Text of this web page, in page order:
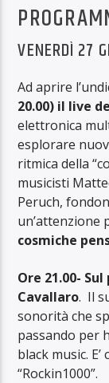
VENERDÌ 27
Ad aprire
20.00) il live
elettronica
esplorare
ritmica della
musicisti
Peruch,
un’attenzione
cosmiche
Ore 21.00-
Cavallaro. Il
sonorità che
passando per
black music.
“Rockin1000”.